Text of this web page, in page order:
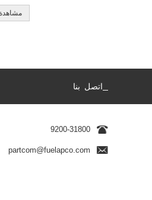
اتصل بنا
9200-31800
partcom@fuelapco.com